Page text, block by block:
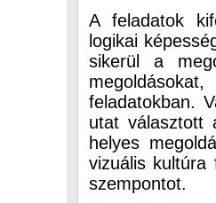
A feladatok
logikai
sikerül a
feladatokban.
utat választott
helyes
vizuális kultúra
szempontot.